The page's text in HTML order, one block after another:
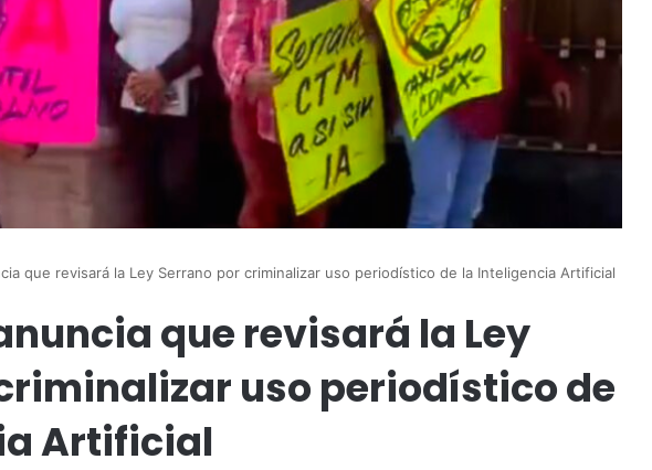
que revisará la Ley Serrano por criminalizar uso periodístico de la Inteligencia Artificial
que revisará la Ley
uso periodístico de
Artificial